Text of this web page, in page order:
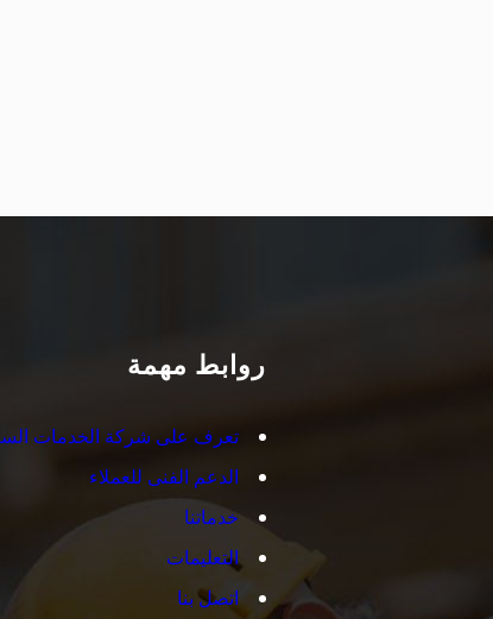
روابط مهمة
تعرف على شركة الخدمات
الدعم الفنى للعملاء
خدماتنا
التعليمات
اتصل بنا